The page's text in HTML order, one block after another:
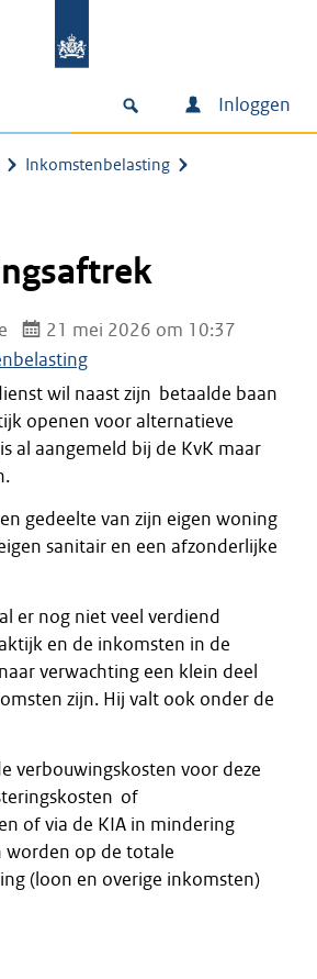
Inloggen
Inkomstenbelasting
21 mei 2026 om 10:37
wil naast zijn betaalde baan
openen voor alternatieve
al aangemeld bij de KvK maar
gedeelte van zijn eigen woning
sanitair en een afzonderlijke
er nog niet veel verdiend
en de inkomsten in de
verwachting een klein deel
zijn. Hij valt ook onder de
verbouwingskosten voor deze
of
of via de KIA in mindering
worden op de totale
(loon en overige inkomsten)